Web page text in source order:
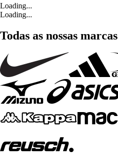
Loading...
Loading...
Todas as nossas marcas